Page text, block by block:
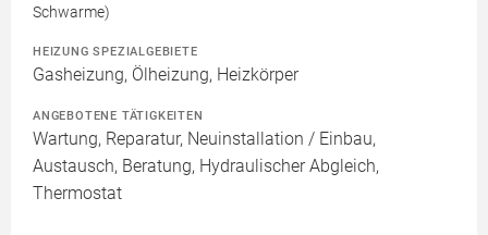
Schwarme)
HEIZUNG SPEZIALGEBIETE
Gasheizung, Ölheizung, Heizkörper
ANGEBOTENE TÄTIGKEITEN
Wartung, Reparatur, Neuinstallation / Einbau,
Austausch, Beratung, Hydraulischer Abgleich,
Thermostat